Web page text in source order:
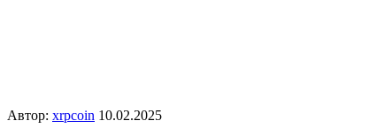
Автор: xrpcoin 10.02.2025